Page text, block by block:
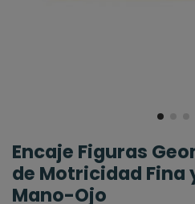
Encaje Figuras
de Motricidad Fina
Mano-Ojo